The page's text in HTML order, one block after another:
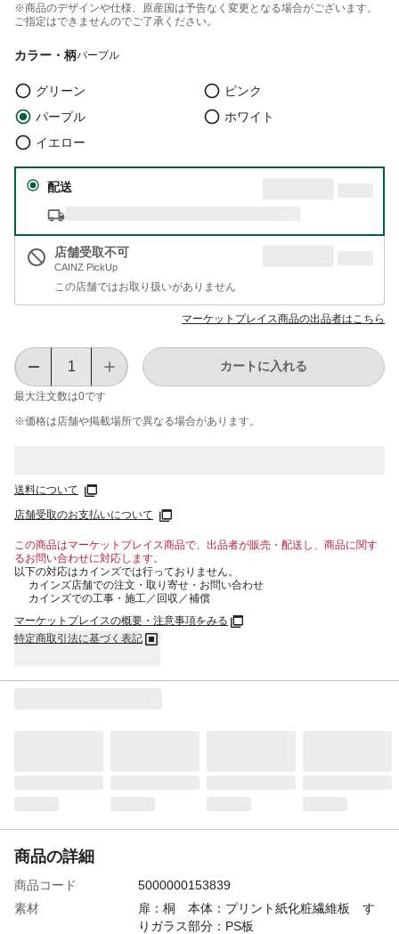
※商品のデザインや仕様、原産国は予告なく変更となる場合がございます。
ご指定はできませんのでご了承ください。
カラー・柄パープル
グリーン
ピンク
パープル
ホワイト
イエロー
配送
店舗受取不可
CAINZ PickUp
この店舗ではお取り扱いがありません
マーケットプレイス商品の出品者はこちら
最大注文数は0です
カートに入れる
※価格は​店舗や​掲載場所で​異なる​場合が​あります。
送料について
店舗受取のお支払いについて
この商品はマーケットプレイス商品で、出品者が販売・配送し、商品に関す
るお問い合わせに対応します。
以下の対応はカインズでは行っておりません。
カインズ店舗での注文・取り寄せ・お問い合わせ
カインズでの工事・施工／回収／補償
マーケットプレイスの概要・注意事項をみる
特定商取引法に基づく表記
商品の詳細
商品コード
5000000153839
素材
扉：桐 本体：プリント紙化粧繊維板 す
りガラス部分：PS板